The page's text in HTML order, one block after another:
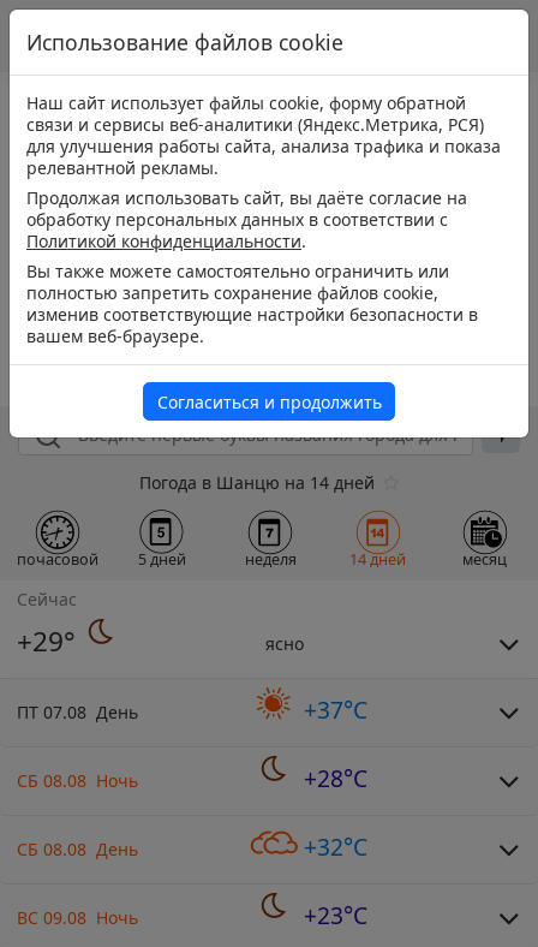
Погода в Шанцю на 14 дней
почасовой 5 дней неделя 14 дней месяц
Сейчас
+29° ясно
ПТ 07.08 День +37°C
СБ 08.08 Ночь +28°C
СБ 08.08 День +32°C
ВС 09.08 Ночь +23°C
Использование файлов cookie
Наш сайт использует файлы cookie, форму обратной
связи и сервисы веб-аналитики (Яндекс.Метрика, РСЯ)
для улучшения работы сайта, анализа трафика и показа
релевантной рекламы.
Продолжая использовать сайт, вы даёте согласие на
обработку персональных данных в соответствии с
Политикой конфиденциальности.
Вы также можете самостоятельно ограничить или
полностью запретить сохранение файлов cookie,
изменив соответствующие настройки безопасности в
вашем веб-браузере.
Согласиться и продолжить